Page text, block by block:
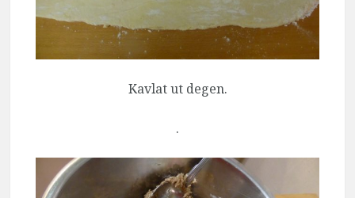
Kavlat ut degen.
.